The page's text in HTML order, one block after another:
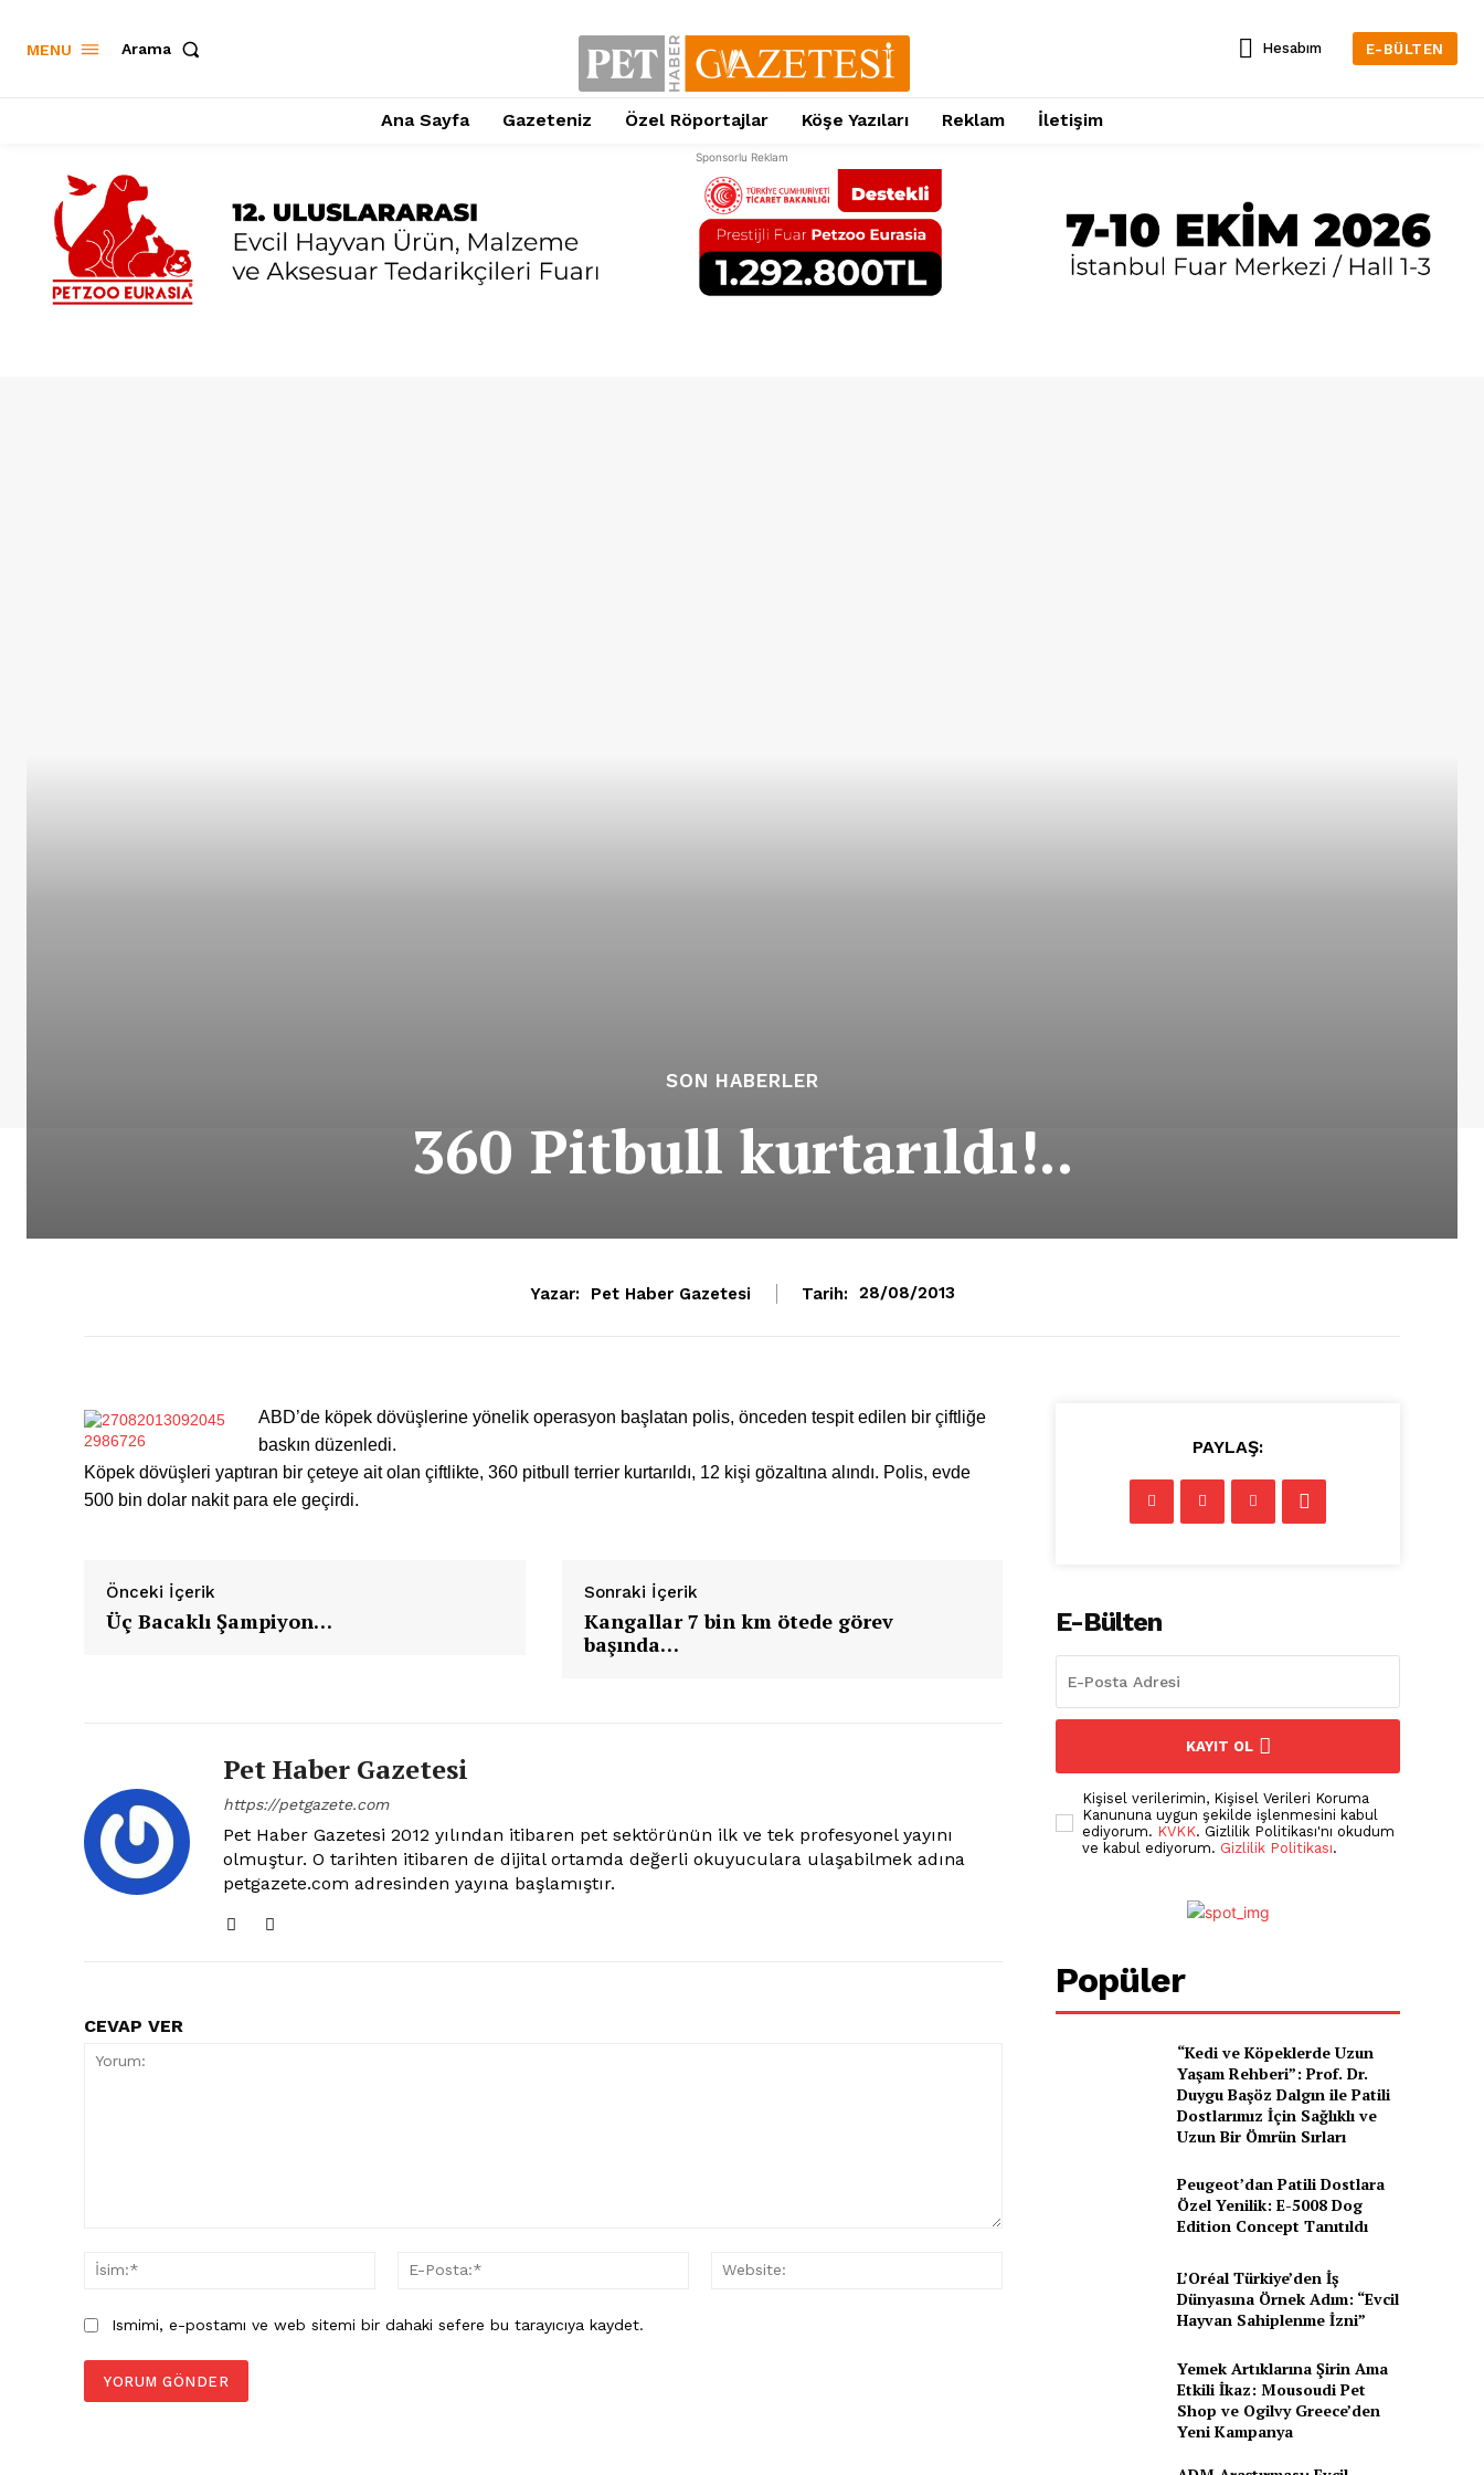
Pet Haber Gazetesi
Türkiye'nin Sektörel
Gazetesi
Ana Sayfa
Gazeteniz
MENU Arama Hesabım E-BÜLTEN
Ana Sayfa Gazeteniz Özel Röportajlar Köşe Yazıları Reklam İletişim
Sponsorlu Reklam
SON HABERLER
360 Pitbull kurtarıldı!..
Yazar: Pet Haber Gazetesi Tarih: 28/08/2013
ABD’de köpek dövüşlerine yönelik operasyon başlatan polis, önceden tespit edilen bir çiftliğe
baskın düzenledi.
Köpek dövüşleri yaptıran bir çeteye ait olan çiftlikte, 360 pitbull terrier kurtarıldı, 12 kişi gözaltına alındı. Polis, evde
500 bin dolar nakit para ele geçirdi.
Önceki İçerik
Üç Bacaklı Şampiyon…
Sonraki İçerik
Kangallar 7 bin km ötede görev
başında…
Pet Haber Gazetesi
https://petgazete.com
Pet Haber Gazetesi 2012 yılından itibaren pet sektörünün ilk ve tek profesyonel yayını
olmuştur. O tarihten itibaren de dijital ortamda değerli okuyuculara ulaşabilmek adına
petgazete.com adresinden yayına başlamıştır.
CEVAP VER
İsim:*
Ismimi, e-postamı ve web sitemi bir dahaki sefere bu tarayıcıya kaydet.
PAYLAŞ:
E-Bülten
KAYIT OL
Kişisel verilerimin, Kişisel Verileri Koruma
Kanununa uygun şekilde işlenmesini kabul
ediyorum. KVKK. Gizlilik Politikası'nı okudum
ve kabul ediyorum. Gizlilik Politikası.
Popüler
“Kedi ve Köpeklerde Uzun
Yaşam Rehberi”: Prof. Dr.
Duygu Başöz Dalgın ile Patili
Dostlarımız İçin Sağlıklı ve
Uzun Bir Ömrün Sırları
Peugeot’dan Patili Dostlara
Özel Yenilik: E-5008 Dog
Edition Concept Tanıtıldı
L’Oréal Türkiye’den İş
Dünyasına Örnek Adım: “Evcil
Hayvan Sahiplenme İzni”
Yemek Artıklarına Şirin Ama
Etkili İkaz: Mousoudi Pet
Shop ve Ogilvy Greece’den
Yeni Kampanya